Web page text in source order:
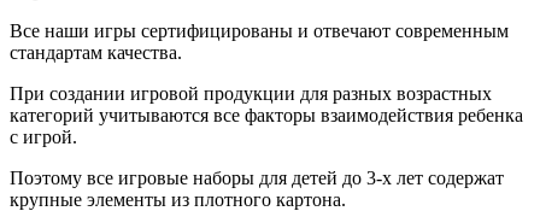
Все наши игры сертифицированы и отвечают современным
стандартам качества.
При создании игровой продукции для разных возрастных
категорий учитываются все факторы взаимодействия ребенка
с игрой.
Поэтому все игровые наборы для детей до 3-х лет содержат
крупные элементы из плотного картона.